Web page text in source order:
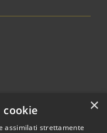
×
assimilati strettamente